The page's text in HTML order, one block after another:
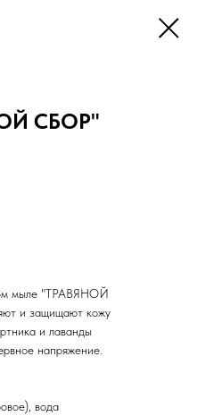
СБОР"
мыле "ТРАВЯНОЙ
и защищают кожу
и лаванды
напряжение.
вода